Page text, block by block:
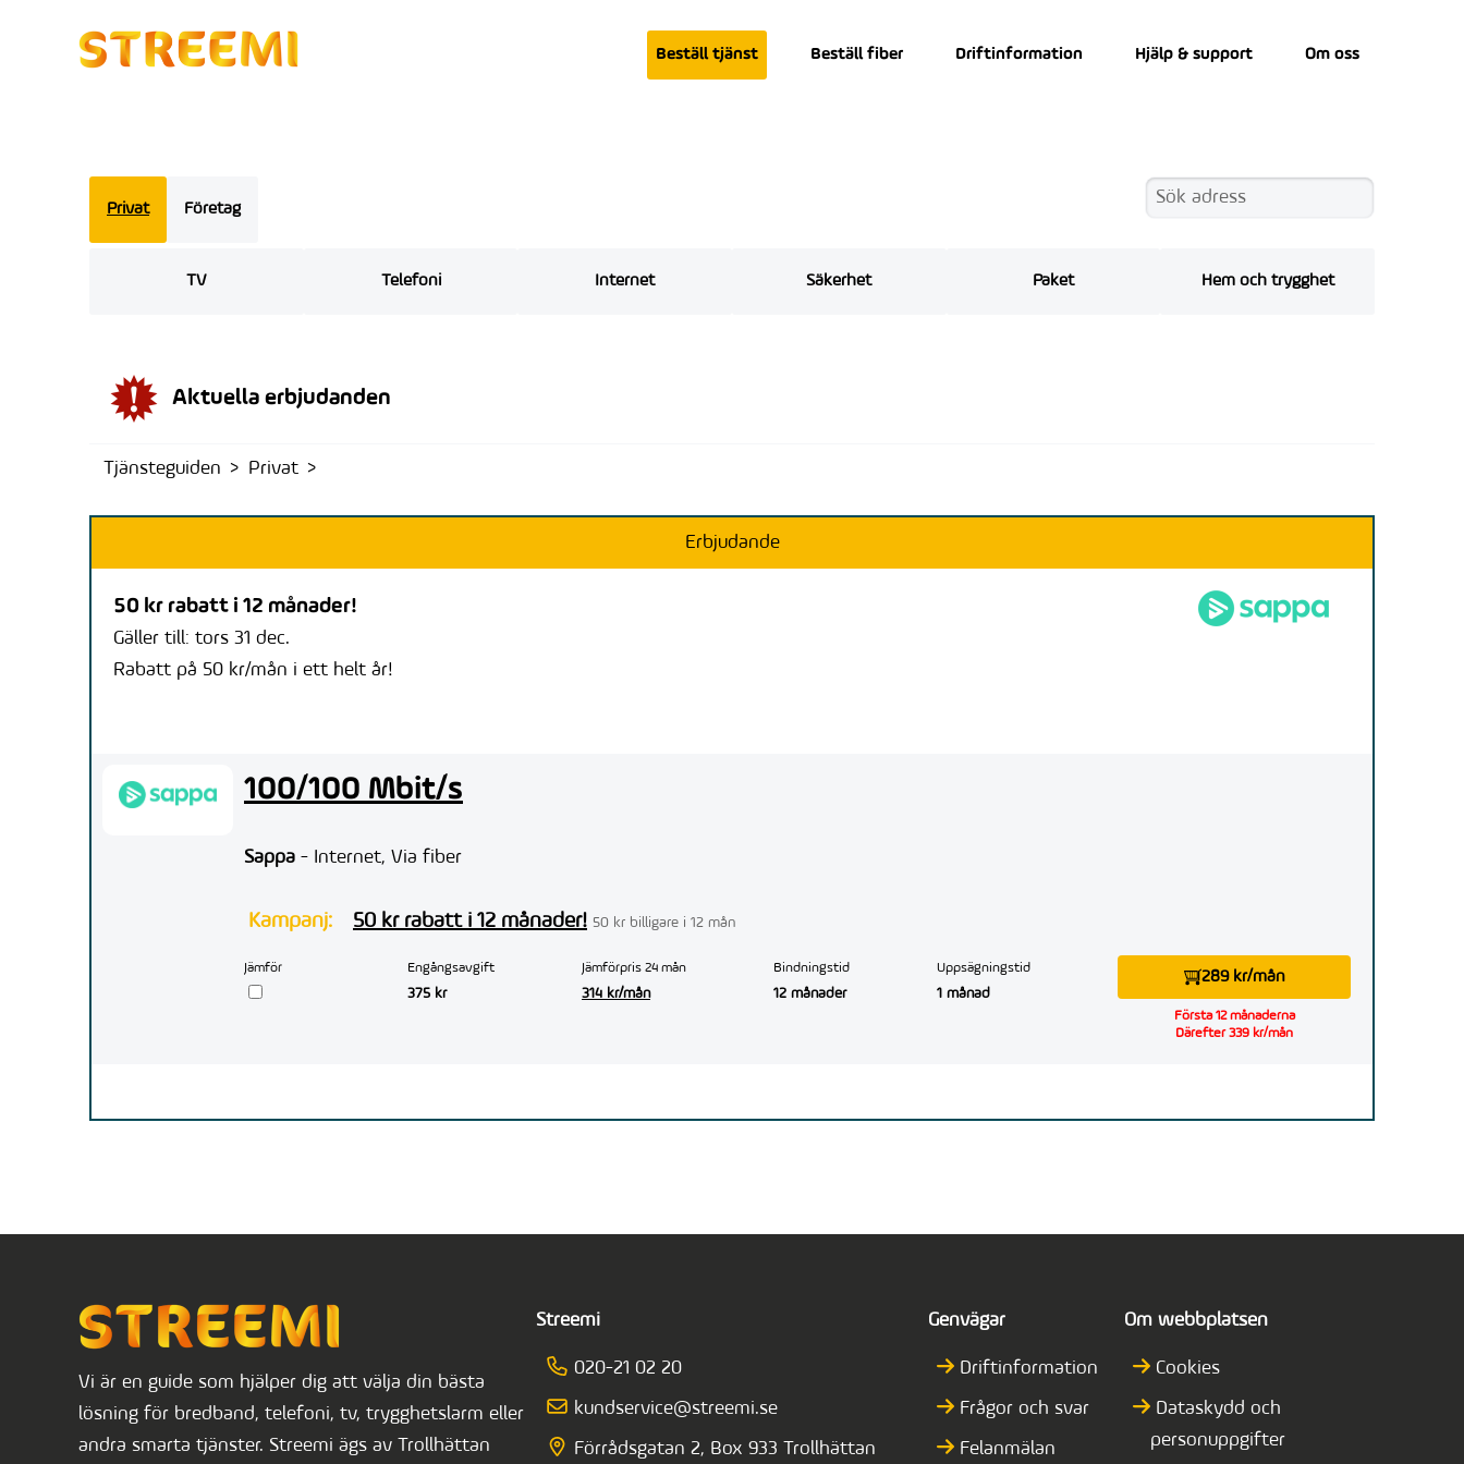
Beställ tjänst Beställ fiber Driftinformation Hjälp & support Om oss
Privat Företag
TV Telefoni Internet Säkerhet Paket Hem och trygghet
Aktuella erbjudanden
Tjänsteguiden Privat
Erbjudande
50 kr rabatt i 12 månader!
Gäller till: tors 31 dec.
Rabatt på 50 kr/mån i ett helt år!
100/100 Mbit/s
Sappa - Internet, Via fiber
Kampanj: 50 kr rabatt i 12 månader! 50 kr billigare i 12 mån
Jämför Engångsavgift
375 kr
Jämförpris 24 mån
314 kr/mån
Bindningstid
12 månader
Uppsägningstid
1 månad
289 kr/mån
Första 12 månaderna
Därefter 339 kr/mån
Vi är en guide som hjälper dig att välja din bästa
lösning för bredband, telefoni, tv, trygghetslarm eller
andra smarta tjänster. Streemi ägs av Trollhättan
Streemi
020-21 02 20
kundservice@streemi.se
Förrådsgatan 2, Box 933 Trollhättan
Genvägar
Driftinformation
Frågor och svar
Felanmälan
Om webbplatsen
Cookies
Dataskydd och
personuppgifter